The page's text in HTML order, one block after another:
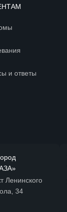
и ответы
Ленинского
34